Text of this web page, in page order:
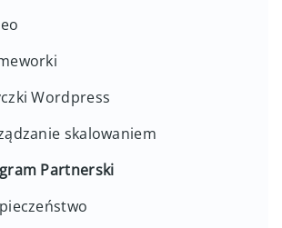
Wordpress
skalowaniem
Partnerski